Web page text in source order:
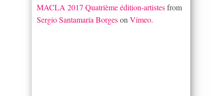
MACLA 2017 Quatrième édition-artistesfrom
Sergio Santamaría Borgeson Vimeo.